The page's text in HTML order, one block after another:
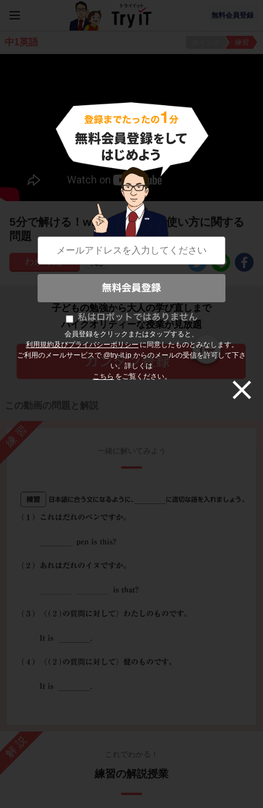
無料会員登録
会員登録をクリックまたはタップすると、
利用規約及びプライバシーポリシーに同意したものとみなします。
ご利用のメールサービスで @try-it.jp からのメールの受信を許可して下さ
い。詳しくは
こちら をご覧ください。
中1英語 練習
5分で解ける！whose の意味と使い方に関する
問題
145
子どもの勉強から大人の学び直しまで
ハイクオリティーな授業が見放題
この動画の問題と解説
練習
一緒に解いてみよう
解説 これでわかる！
練習の解説授業